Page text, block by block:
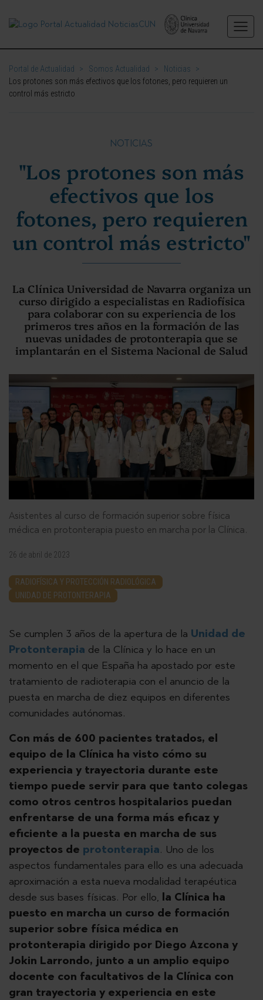
Portal de Actualidad > Somos Actualidad > Noticias
>
Los protones son más efectivos que los fotones, pero requieren un
control más estricto
NOTICIAS
"Los protones son más
efectivos que los
fotones, pero requieren
un control más estricto"
La Clínica Universidad de Navarra organiza un
curso dirigido a especialistas en Radiofísica
para colaborar con su experiencia de los
primeros tres años en la formación de las
nuevas unidades de protonterapia que se
implantarán en el Sistema Nacional de Salud
Asistentes al curso de formación superior sobre física
médica en protonterapia puesto en marcha por la Clínica.
26 de abril de 2023
RADIOFÍSICA Y PROTECCIÓN RADIOLÓGICA
UNIDAD DE PROTONTERAPIA
Se cumplen 3 años de la apertura de la Unidad de
Protonterapia de la Clínica y lo hace en un
momento en el que España ha apostado por este
tratamiento de radioterapia con el anuncio de la
puesta en marcha de diez equipos en diferentes
comunidades autónomas.
Con más de 600 pacientes tratados, el
equipo de la Clínica ha visto cómo su
experiencia y trayectoria durante este
tiempo puede servir para que tanto colegas
como otros centros hospitalarios puedan
enfrentarse de una forma más eficaz y
eficiente a la puesta en marcha de sus
proyectos de protonterapia. Uno de los
aspectos fundamentales para ello es una adecuada
aproximación a esta nueva modalidad terapéutica
desde sus bases físicas. Por ello, la Clínica ha
puesto en marcha un curso de formación
superior sobre física médica en
protonterapia dirigido por Diego Azcona y
Jokin Larrondo, junto a un amplio equipo
docente con facultativos de la Clínica con
gran trayectoria y experiencia en este